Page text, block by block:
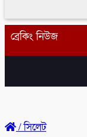
ব্রেকিং নিউজ
/সিলেট